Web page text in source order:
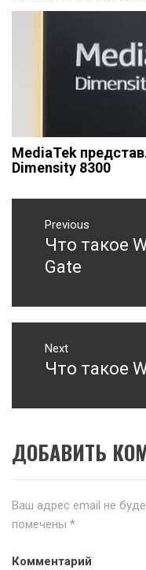
MediaTek
Dimensity 8300
Навигация
записям
Previous
Previous
post:
Что такое
Gate
Next
Next
Что такое
ДОБАВИТЬ
Ваш адрес email не
помечены *
Комментарий